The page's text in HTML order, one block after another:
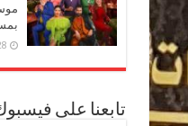
28
تابعنا على